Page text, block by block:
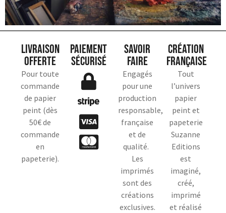
Livraison
offerte
Pour toute
commande
de papier
peint (dès
50€ de
commande
en
papeterie).
Paiement
sécurisé
Savoir
faire
Engagés
pour une
production
responsable,
française
et de
qualité.
Les
imprimés
sont des
créations
exclusives.
Création
française
Tout
l’univers
papier
peint et
papeterie
Suzanne
Editions
est
imaginé,
créé,
imprimé
et réalisé